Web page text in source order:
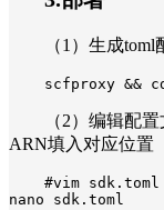
（1）生成
scfproxy &&
（2）编辑配
ARN填入对应位置
#vim sdk.toml
nano sdk.toml